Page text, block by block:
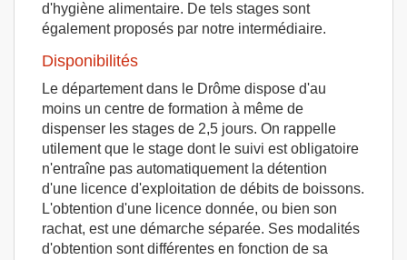
d'hygiène alimentaire. De tels stages sont
également proposés par notre intermédiaire.
Disponibilités
Le département dans le Drôme dispose d'au
moins un centre de formation à même de
dispenser les stages de 2,5 jours. On rappelle
utilement que le stage dont le suivi est obligatoire
n'entraîne pas automatiquement la détention
d'une licence d'exploitation de débits de boissons.
L'obtention d'une licence donnée, ou bien son
rachat, est une démarche séparée. Ses modalités
d'obtention sont différentes en fonction de sa